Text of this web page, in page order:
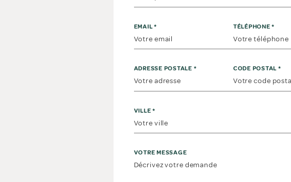
EMAIL * TÉLÉPHONE*
ADRESSE POSTALE * CODE POSTAL *
VILLE *
VOTRE MESSAGE